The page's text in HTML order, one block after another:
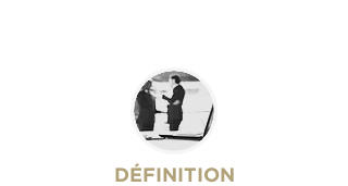
DÉFINITION